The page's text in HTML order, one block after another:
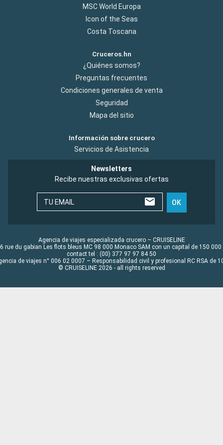
MSC World Europa
Icon of the Seas
Costa Toscana
Cruceros.hn
¿Quiénes somos?
Preguntas frecuentes
Condiciones generales de venta
Seguridad
Mapa del sitio
Información sobre crucero
Servicios de Asistencia
Newsletters
Recibe nuestras exclusivas ofertas
TU EMAIL OK
Agencia de viajes especializada crucero – CRUISELINE
rue du gabian Les flots bleus MC 98 000 Monaco SAM con un capital de 150 000
contact tel : (00) 377 97 97 84 50
de viajes n° 006 02 0007 – Responsabilidad civil y profesional RC RSA de
© CRUISELINE 2026 - all rights reserved